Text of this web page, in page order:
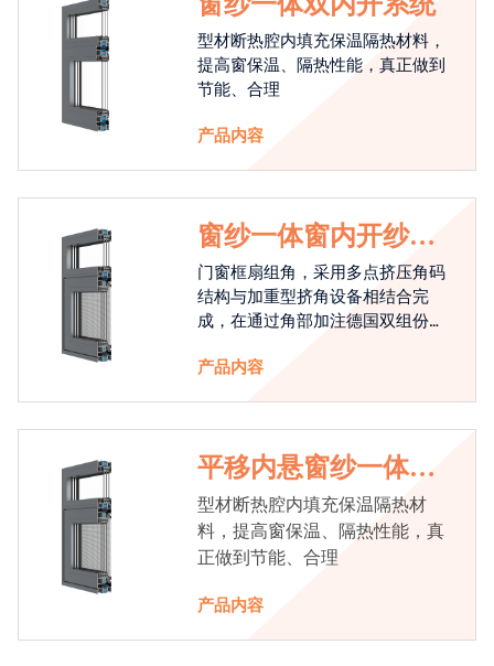
型材断热腔内填充保温隔热材料，
提高窗保温、隔热性能，真正做到
节能、合理
产品内容
窗纱一体窗内开纱外
开系统
门窗框扇组角，采用多点挤压角码
结构与加重型挤角设备相结合完
成，在通过角部加注德国双组份胶
强度，促使窗使用寿命提升5-10
产品内容
平移内悬窗纱一体系
统
型材断热腔内填充保温隔热材
料，提高窗保温、隔热性能，真
正做到节能、合理
产品内容